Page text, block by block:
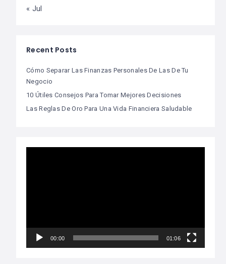
« Jul
Recent Posts
Cómo Separar Las Finanzas Personales De Las De Tu
Negocio
10 Útiles Consejos Para Tomar Mejores Decisiones
Las Reglas De Oro Para Una Vida Financiera Saludable
00:00 01:06